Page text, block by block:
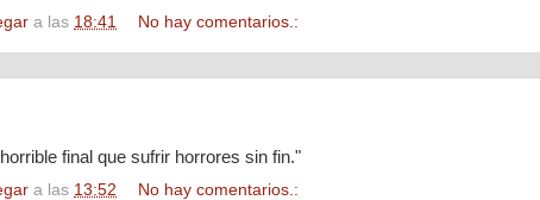
a las 18:41 No hay comentarios.:
final que sufrir horrores sin fin."
a las 13:52 No hay comentarios.: